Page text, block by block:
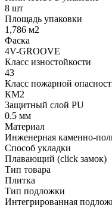
8 шт
Площадь упаковки
1,786 м2
Фаска
4V-GROOVE
Класс изностойкости
43
Класс пожарной
КМ2
Защитный слой PU
0.5 мм
Материал
Инженерная каменно-
Способ укладки
Плавающий (click замок)
Тип товара
Плитка
Тип подложки
Интегрированная